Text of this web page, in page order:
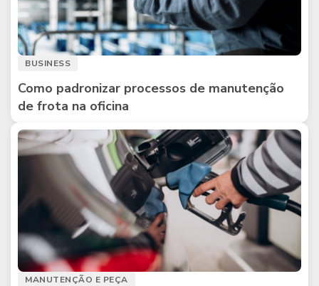
BUSINESS
Como padronizar processos de manutenção
de frota na oficina
MANUTENÇÃO E PEÇA